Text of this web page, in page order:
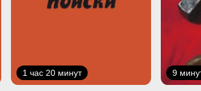
1 час 20 минут 9